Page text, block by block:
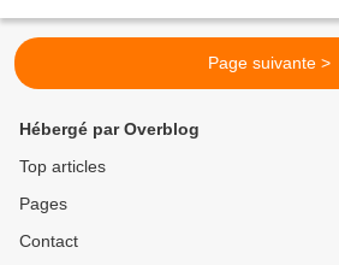
Page suivante >
Hébergé par Overblog
Top articles
Pages
Contact